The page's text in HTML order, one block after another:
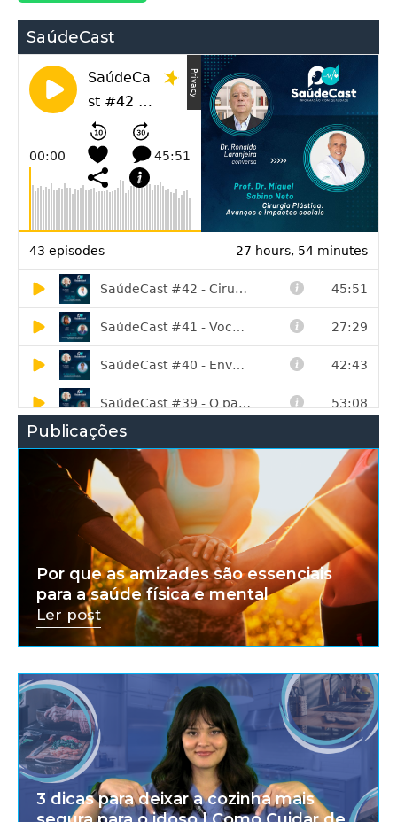
SaúdeCast
Publicações
Por que as amizades são essenciais
para a saúde física e mental
Ler post
3 dicas para deixar a cozinha mais